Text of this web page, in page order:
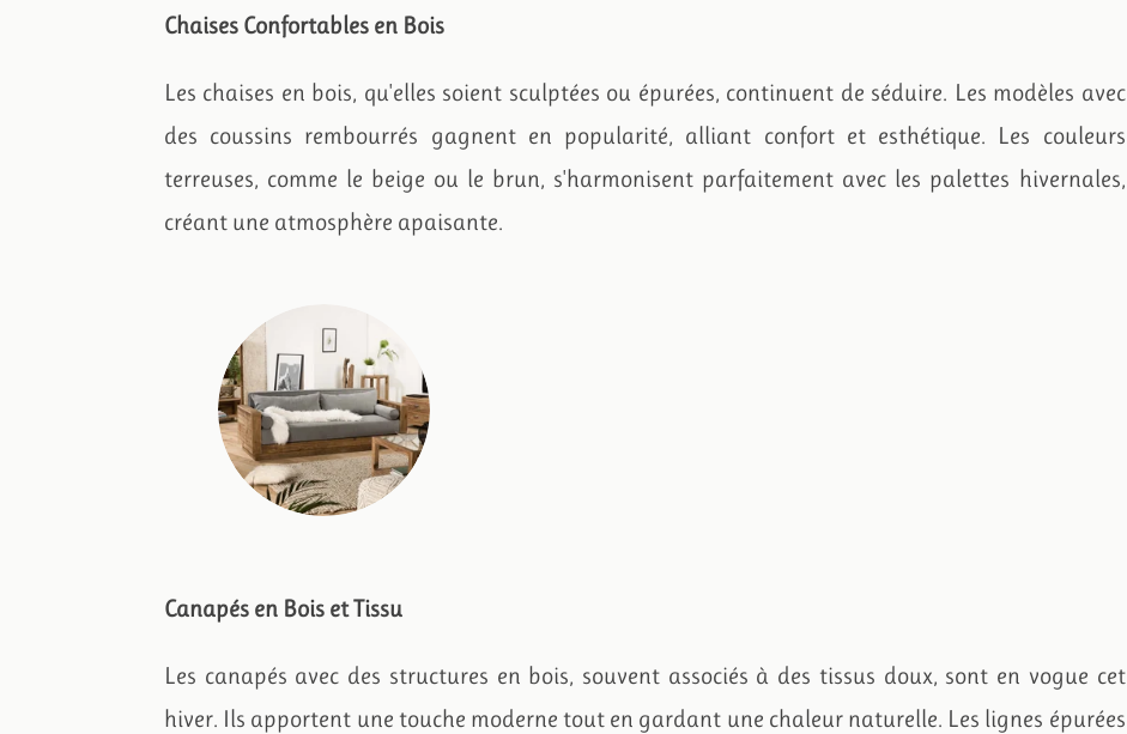
Chaises Confortables en Bois
Les chaises en bois, qu'elles soient sculptées ou épurées, continuent de séduire. Les modèles avec
des coussins rembourrés gagnent en popularité, alliant confort et esthétique. Les couleurs
terreuses, comme le beige ou le brun, s'harmonisent parfaitement avec les palettes hivernales,
créant une atmosphère apaisante.
Canapés en Bois et Tissu
Les canapés avec des structures en bois, souvent associés à des tissus doux, sont en vogue cet
hiver. Ils apportent une touche moderne tout en gardant une chaleur naturelle. Les lignes épurées